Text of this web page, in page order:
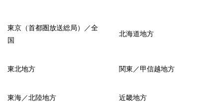
東京（首都圏放送総局）／全
国
北海道地方
東北地方 関東／甲信越地方
東海／北陸地方 近畿地方